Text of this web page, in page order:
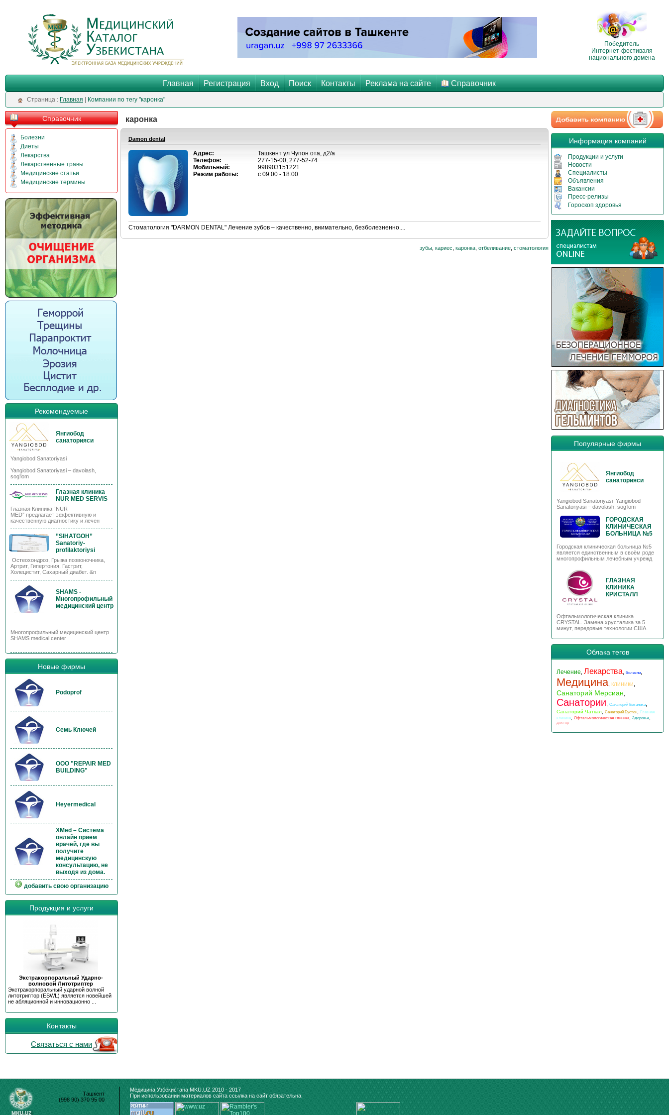
Победитель
Интернет-фестиваля
национального домена
Главная Регистрация Вход Поиск Контакты Реклама на сайте Справочник
Cтраница : Главная Компании по тегу "каронка"
Справочник
Болезни
Диеты
Лекарства
Лекарственные травы
Медицинские статьи
Медицинские термины
Рекомендуемые
Янгиобод
санаторияси
Yangiobod Sanatoriyasi
Yangiobod Sanatoriyasi – davolash,
sog’lom
Глазная клиника
NUR MED SERVIS
Глазная Клиника “NUR
MED” предлагает эффективную и
качественную диагностику и лечен
”SIHATGOH”
Sanatoriy-
profilaktoriysi
Остеохондроз, Грыжа позвоночника,
Артрит, Гипертония, Гастрит,
Холецистит, Сахарный диабет. &n
SHAMS -
Многопрофильный
медицинский центр
Многопрофильный медицинский центр
SHAMS medical center
Новые фирмы
Podoprof
Семь Ключей
OOO "REPAIR MED
BUILDING"
Heyermedical
XMed – Система
онлайн прием
врачей, где вы
получите
медицинскую
консультацию, не
выходя из дома.
добавить свою организацию
Продукция и услуги
Экстракорпоральный Ударно-
волновой Литотриптер
Экстракорпоральный ударной волной
литотриптор (ESWL) является новейшей
не абляционной и инновационно ...
Контакты
Связаться с нами
каронка
Damon dental
Адрес:
Телефон:
Мобильный:
Режим работы:
Ташкент ул Чупон ота, д2/а
277-15-00, 277-52-74
998903151221
с 09:00 - 18:00
Стоматология "DARMON DENTAL" Лечение зубов – качественно, внимательно, безболезненно....
зубы кариес каронка отбеливание стоматология
Информация компаний
Продукции и услуги
Новости
Специалисты
Объявления
Вакансии
Пресс-релизы
Гороскоп здоровья
Популярные фирмы
Янгиобод
санаторияси
Yangiobod Sanatoriyasi Yangiobod
Sanatoriyasi – davolash, sog’lom
ГОРОДСКАЯ
КЛИНИЧЕСКАЯ
БОЛЬНИЦА №5
Городская клиническая больница №5
является единственным в своём роде
многопрофильным лечебным учрежд
ГЛАЗНАЯ
КЛИНИКА
КРИСТАЛЛ
Офтальмологическая клиника
CRYSTAL. Замена хрусталика за 5
минут, передовые технологии США.
Облака тегов
Лечение Лекарства болезни
Медицина клиники
Санаторий Мерсиан
Санатории Санаторий Ботаника
Санаторий Чаткал Санаторий Бустон
Глазная
клиника
Офтальмологическая клиника Здоровье
доктор
Ташкент
(998 90) 370 95 00
Медицина Узбекистана MKU.UZ 2010 - 2017
При использовании материалов сайта ссылка на сайт обязательна.